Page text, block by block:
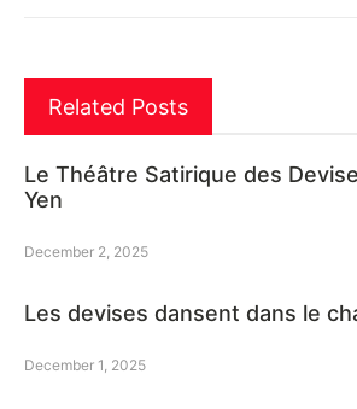
Related Posts
Le Théâtre Satirique des
Yen
December 2, 2025
Les devises dansent dans le
December 1, 2025